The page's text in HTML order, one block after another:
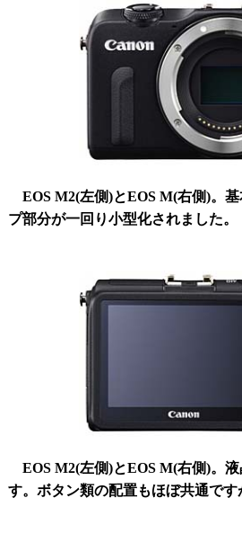
EOS M2(左側)とEOS M(右側)。
プ部分が一回り小型化されました。
EOS M2(左側)とEOS M(右側)。
す。ボタン類の配置もほぼ共通で